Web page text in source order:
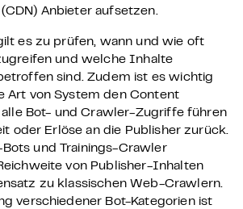
Anbieter aufsetzen.
es zu prüfen, wann und wie oft
und welche Inhalte
sind. Zudem ist es wichtig
Art von System den Content
Bot- und Crawler-Zugriffe führen
oder Erlöse an die Publisher zurück.
und Trainings-Crawler
von Publisher-Inhalten
zu klassischen Web-Crawlern.
verschiedener Bot-Kategorien ist